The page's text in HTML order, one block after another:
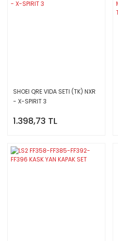
SHOEI QRE VIDA SETI (TK) NXR
- X-SPIRIT 3
1.398,73 TL